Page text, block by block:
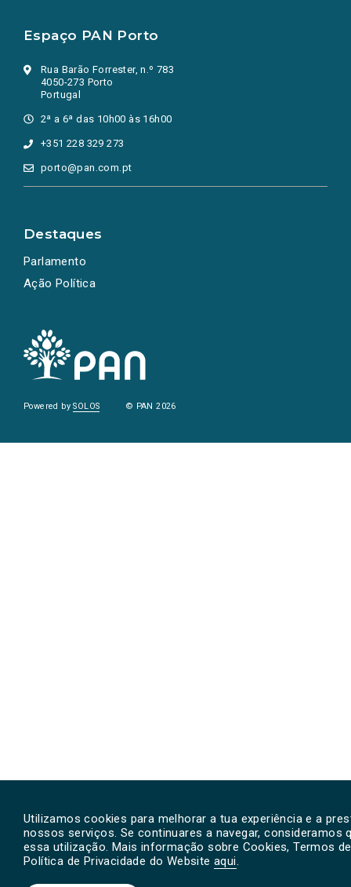
Utilizamos cookies para melhorar a tua experiência e a
nossos serviços. Se continuares a navegar, consideramos
essa utilização. Mais informação sobre Cookies, Termos
Política de Privacidade do Website aqui.
Espaço PAN Porto
Rua Barão Forrester, n.º 783
4050-273 Porto
Portugal
2ª a 6ª das 10h00 às 16h00
+351 228 329 273
porto@pan.com.pt
Destaques
Parlamento
Ação Política
Powered bySOLOS © PAN 2026